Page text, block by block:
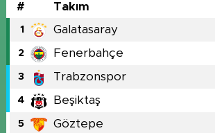
# Takım
1 Galatasaray
2 Fenerbahçe
3 Trabzonspor
4 Beşiktaş
5 Göztepe